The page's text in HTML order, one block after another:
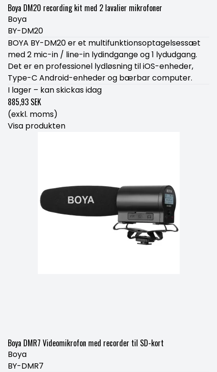
Boya DM20 recording kit med 2 lavalier mikrofoner
Boya
BY-DM20
BOYA BY-DM20 er et multifunktionsoptagelsessæt
med 2 mic-in / line-in lydindgange og 1 lydudgang.
Det er en professionel lydløsning til iOS-enheder,
Type-C Android-enheder og bærbar computer.
I lager – kan skickas idag
885,93 SEK
(exkl. moms)
Visa produkten
Boya DMR7 Videomikrofon med recorder til SD-kort
Boya
BY-DMR7